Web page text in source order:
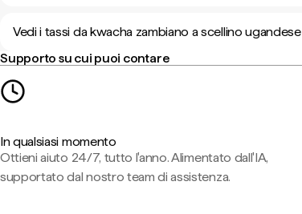
Vedi i tassi da kwacha zambiano a scellino ugandese
Supporto su cui puoi contare
In qualsiasi momento
Ottieni aiuto 24/7, tutto l'anno. Alimentato dall'IA,
supportato dal nostro team di assistenza.